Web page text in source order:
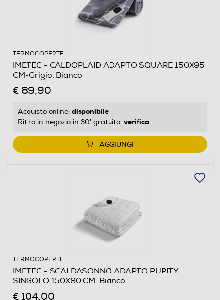
TERMOCOPERTE
IMETEC - CALDOPLAID ADAPTO SQUARE 150X95
CM-Grigio, Bianco
€ 89,90
Acquisto online: disponibile
Ritiro in negozio in 30' gratuito: verifica
AGGIUNGI
TERMOCOPERTE
IMETEC - SCALDASONNO ADAPTO PURITY
SINGOLO 150X80 CM-Bianco
€ 104,00